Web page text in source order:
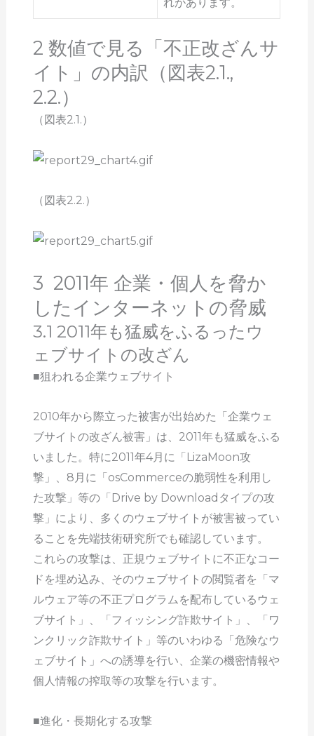
2 数値で見る「不正改ざんサ
イト」の内訳（図表2.1.,
2.2.）
（図表2.1.）
（図表2.2.）
3 2011年 企業・個人を脅か
したインターネットの脅威
3.1 2011年も猛威をふるったウ
ェブサイトの改ざん
■狙われる企業ウェブサイト
2010年から際立った被害が出始めた「企業ウェ
ブサイトの改ざん被害」は、2011年も猛威をふる
いました。特に2011年4月に「LizaMoon攻
撃」、8月に「osCommerceの脆弱性を利用し
た攻撃」等の「Drive by Downloadタイプの攻
撃」により、多くのウェブサイトが被害被ってい
ることを先端技術研究所でも確認しています。
これらの攻撃は、正規ウェブサイトに不正なコー
ドを埋め込み、そのウェブサイトの閲覧者を「マ
ルウェア等の不正プログラムを配布しているウェ
ブサイト」、「フィッシング詐欺サイト」、「ワ
ンクリック詐欺サイト」等のいわゆる「危険なウ
ェブサイト」への誘導を行い、企業の機密情報や
個人情報の搾取等の攻撃を行います。
■進化・長期化する攻撃